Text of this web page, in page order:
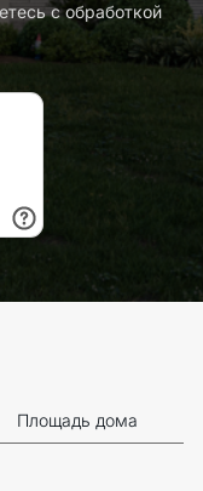
с обработкой
Площадь дома